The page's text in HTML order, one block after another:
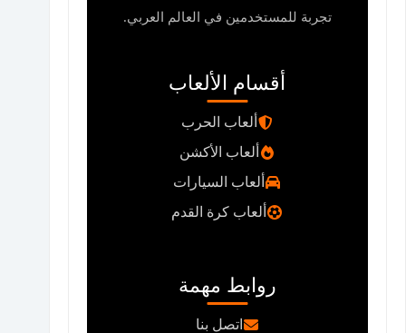
تجربة للمستخدمين في العالم العربي.
أقسام الألعاب
ألعاب الحرب
ألعاب الأكشن
ألعاب السيارات
ألعاب كرة القدم
روابط مهمة
اتصل بنا